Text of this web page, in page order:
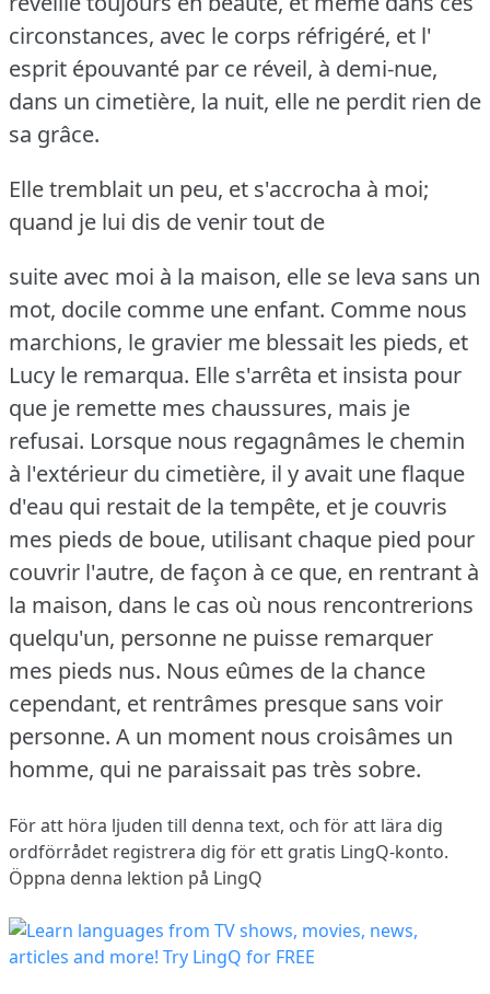
circonstances, avec le corps réfrigéré, et l'
esprit épouvanté par ce réveil, à demi-nue,
dans un cimetière, la nuit, elle ne perdit rien de
sa grâce.
Elle tremblait un peu, et s'accrocha à moi;
quand je lui dis de venir tout de
suite avec moi à la maison, elle se leva sans un
mot, docile comme une enfant. Comme nous
marchions, le gravier me blessait les pieds, et
Lucy le remarqua. Elle s'arrêta et insista pour
que je remette mes chaussures, mais je
refusai. Lorsque nous regagnâmes le chemin
à l'extérieur du cimetière, il y avait une flaque
d'eau qui restait de la tempête, et je couvris
mes pieds de boue, utilisant chaque pied pour
couvrir l'autre, de façon à ce que, en rentrant à
la maison, dans le cas où nous rencontrerions
quelqu'un, personne ne puisse remarquer
mes pieds nus. Nous eûmes de la chance
cependant, et rentrâmes presque sans voir
personne. A un moment nous croisâmes un
homme, qui ne paraissait pas très sobre.
För att höra ljuden till denna text, och för att lära dig
ordförrådet registrera dig för ett gratis LingQ-konto.
Öppna denna lektion på LingQ